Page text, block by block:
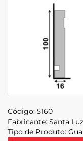
Código: 5160
Fabricante: Santa
Tipo de Produto: